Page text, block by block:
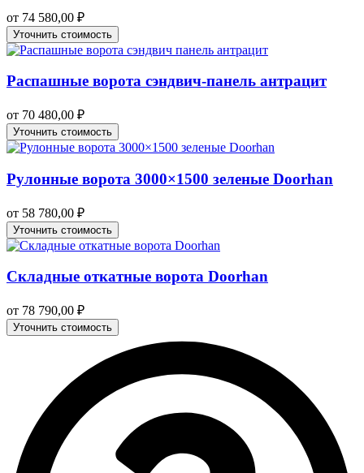
от 74 580,00 ₽
Уточнить стоимость
Распашные ворота сэндвич-панель антрацит
от 70 480,00 ₽
Уточнить стоимость
Рулонные ворота 3000×1500 зеленые Doorhan
от 58 780,00 ₽
Уточнить стоимость
Складные откатные ворота Doorhan
от 78 790,00 ₽
Уточнить стоимость